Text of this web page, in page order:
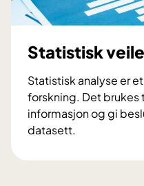
s
t
t
t
e
Statistisk
Statistisk analyse er
forskning. Det brukes
informasjon og gi
datasett.
t